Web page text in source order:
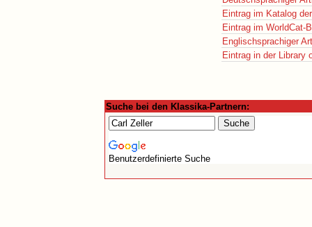
Eintrag im Katalog
Eintrag im WorldCat-
Englischsprachiger
Eintrag in der Library
Suche bei den Klassika-Partnern:
Benutzerdefinierte Suche